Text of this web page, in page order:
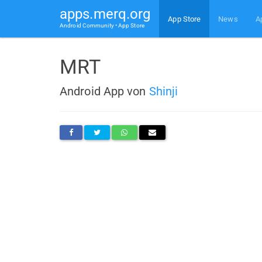
apps.merq.org
Android Community • App Store
App Store News
MRT
Android App von Shinji